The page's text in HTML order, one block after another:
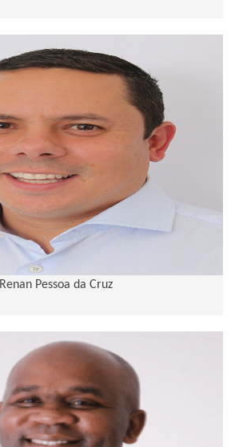
Renan Pessoa da Cruz